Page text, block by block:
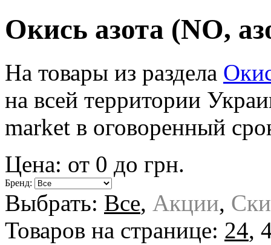
Окись азота (NO,
На товары из раздела
на всей территории
market в оговоренный
Цена: от 0 до грн.
Бренд:
Выбрать: Все, Акции,
Товаров на странице: 24,